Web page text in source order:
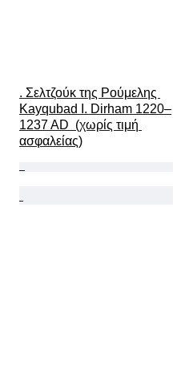
. Σελτζούκ της Ρούμελης
Kayqubad I. Dirham 1220–
1237 AD  (χωρίς τιμή
ασφαλείας)